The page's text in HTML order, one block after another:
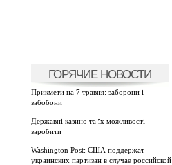
ГОРЯЧИЕ НОВОСТИ
Прикмети на 7 травня: заборони і
забобони
Державні казино та їх можливості
заробити
Washington Post: США поддержат
украинских партизан в случае российской